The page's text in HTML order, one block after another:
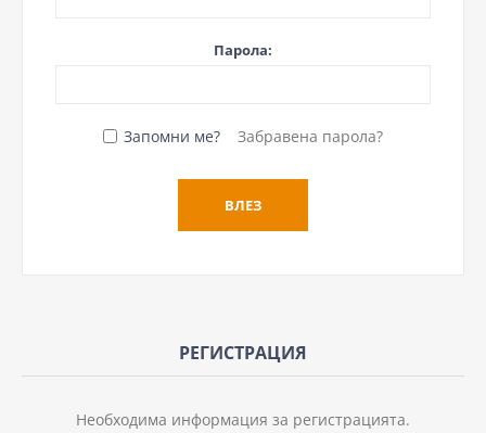
Парола:
Запомни ме? Забравена парола?
РЕГИСТРАЦИЯ
Необходима информация за регистрацията.